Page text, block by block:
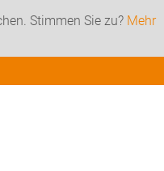
Stimmen Sie zu? Mehr